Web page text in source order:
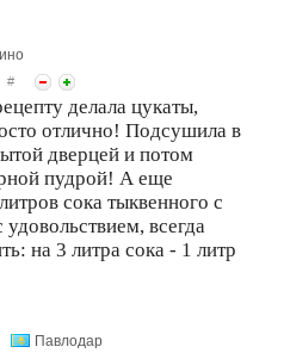
#
делала цукаты,
отлично! Подсушила в
дверцей и потом
пудрой! А еще
сока тыквенного с
всегда
на 3 литра сока - 1 литр
Павлодар